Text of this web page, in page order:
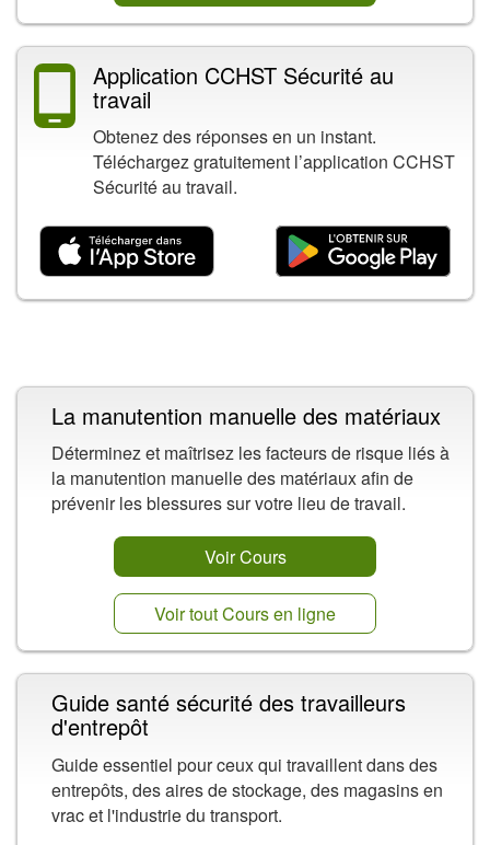
Application CCHST Sécurité au
travail
Obtenez des réponses en un instant.
Téléchargez gratuitement l’application CCHST
Sécurité au travail.
La manutention manuelle des matériaux
Déterminez et maîtrisez les facteurs de risque liés à
la manutention manuelle des matériaux afin de
prévenir les blessures sur votre lieu de travail.
Voir Cours
Voir tout Cours en ligne
Guide santé sécurité des travailleurs
d'entrepôt
Guide essentiel pour ceux qui travaillent dans des
entrepôts, des aires de stockage, des magasins en
vrac et l'industrie du transport.